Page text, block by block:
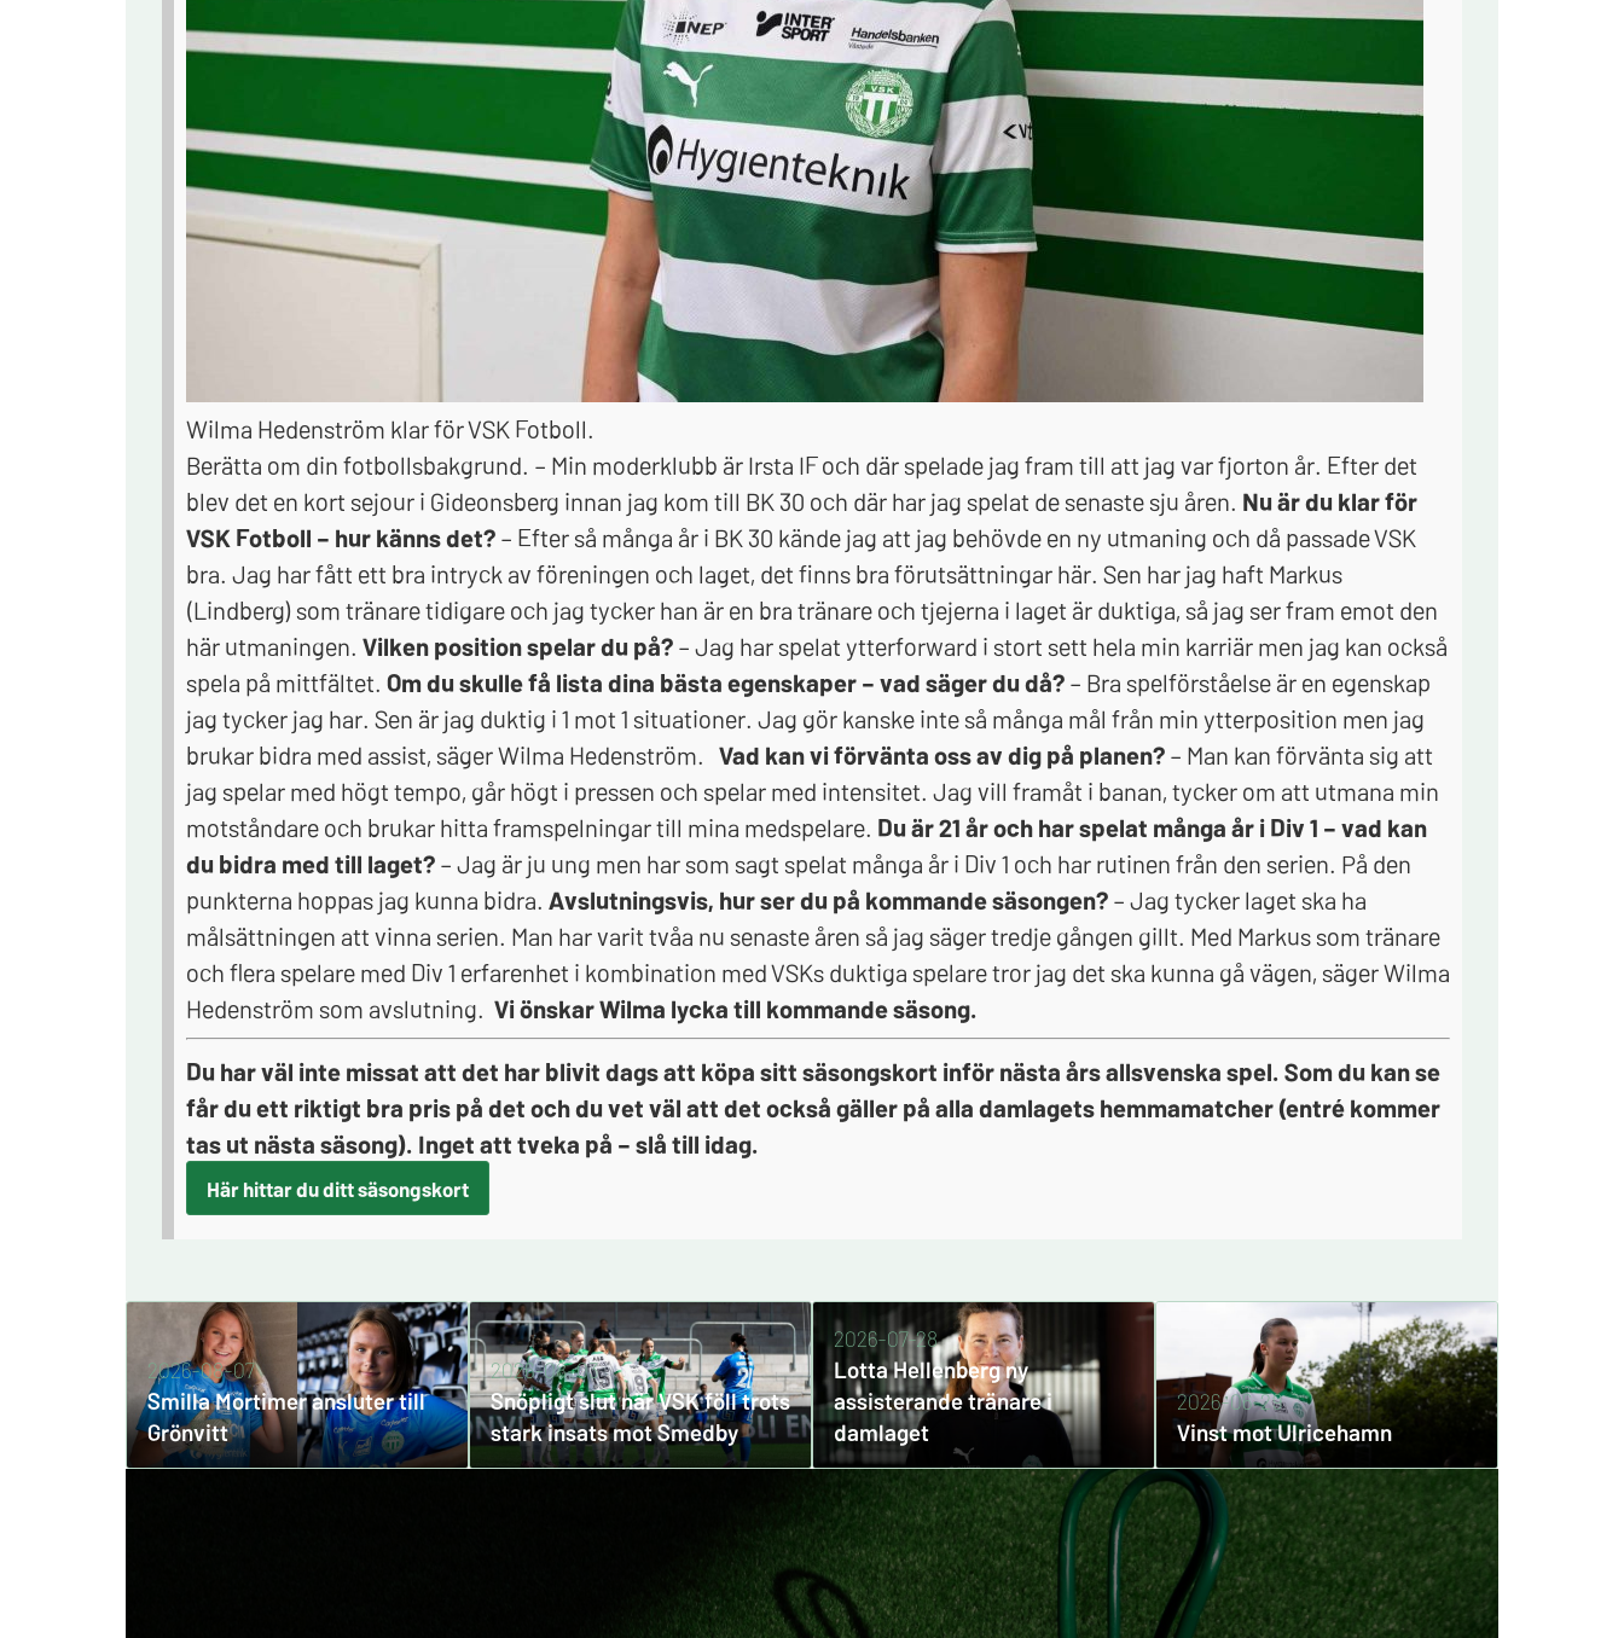
Wilma Hedenström klar för VSK Fotboll.
Berätta om din fotbollsbakgrund. – Min moderklubb är Irsta IF och där spelade jag fram till att jag var fjorton år. Efter det
blev det en kort sejour i Gideonsberg innan jag kom till BK 30 och där har jag spelat de senaste sju åren. Nu är du klar för
VSK Fotboll – hur känns det?– Efter så många år i BK 30 kände jag att jag behövde en ny utmaning och då passade VSK
bra. Jag har fått ett bra intryck av föreningen och laget, det finns bra förutsättningar här. Sen har jag haft Markus
(Lindberg) som tränare tidigare och jag tycker han är en bra tränare och tjejerna i laget är duktiga, så jag ser fram emot den
här utmaningen. Vilken position spelar du på?– Jag har spelat ytterforward i stort sett hela min karriär men jag kan också
spela på mittfältet. Om du skulle få lista dina bästa egenskaper – vad säger du då?– Bra spelförståelse är en egenskap
jag tycker jag har. Sen är jag duktig i 1 mot 1 situationer. Jag gör kanske inte så många mål från min ytterposition men jag
brukar bidra med assist, säger Wilma Hedenström. Vad kan vi förvänta oss av dig på planen?– Man kan förvänta sig att
jag spelar med högt tempo, går högt i pressen och spelar med intensitet. Jag vill framåt i banan, tycker om att utmana min
motståndare och brukar hitta framspelningar till mina medspelare. Du är 21 år och har spelat många år i Div 1 – vad kan
du bidra med till laget?– Jag är ju ung men har som sagt spelat många år i Div 1 och har rutinen från den serien. På den
punkterna hoppas jag kunna bidra. Avslutningsvis, hur ser du på kommande säsongen?– Jag tycker laget ska ha
målsättningen att vinna serien. Man har varit tvåa nu senaste åren så jag säger tredje gången gillt. Med Markus som tränare
och flera spelare med Div 1 erfarenhet i kombination med VSKs duktiga spelare tror jag det ska kunna gå vägen, säger Wilma
Hedenström som avslutning. Vi önskar Wilma lycka till kommande säsong.
Du har väl inte missat att det har blivit dags att köpa sitt säsongskort inför nästa års allsvenska spel. Som du kan se
får du ett riktigt bra pris på det och du vet väl att det också gäller på alla damlagets hemmamatcher (entré kommer
tas ut nästa säsong). Inget att tveka på – slå till idag.
Här hittar du ditt säsongskort
2026-08-07
Smilla Mortimer ansluter till
Grönvitt
2026-08-03
Snöpligt slut när VSK föll trots
stark insats mot Smedby
2026-07-28
Lotta Hellenberg ny
assisterande tränare i
damlaget
2026-06-29
Vinst mot Ulricehamn